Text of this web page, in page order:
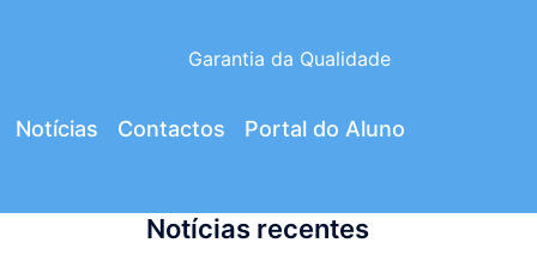
Garantia da Qualidade
Notícias Contactos Portal do Aluno
Notícias recentes